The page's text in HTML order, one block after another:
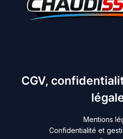
CGV,
Mentions
Confidentialité et